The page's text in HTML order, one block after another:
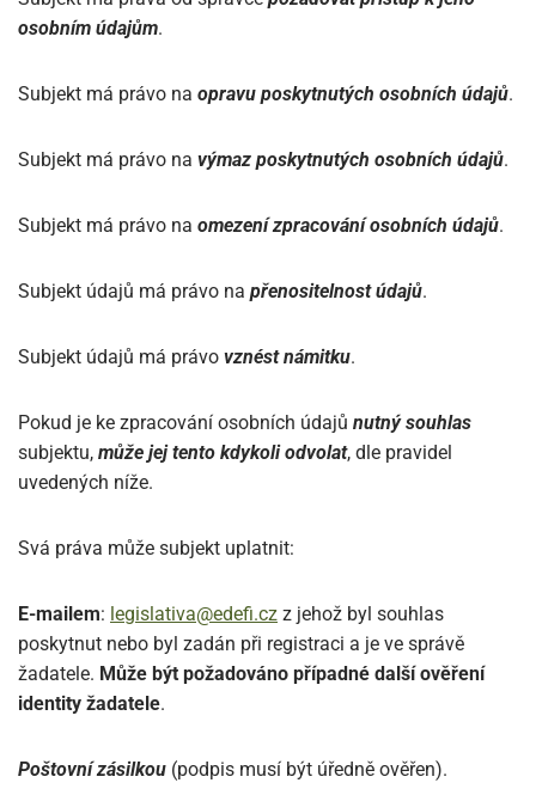
osobním údajům.
Subjekt má právo na opravu poskytnutých osobních údajů.
Subjekt má právo na výmaz poskytnutých osobních údajů.
Subjekt má právo na omezení zpracování osobních údajů.
Subjekt údajů má právo na přenositelnost údajů.
Subjekt údajů má právo vznést námitku.
Pokud je ke zpracování osobních údajů nutný souhlas
subjektu, může jej tento kdykoli odvolat, dle pravidel
uvedených níže.
Svá práva může subjekt uplatnit:
E-mailem: legislativa@edefi.cz z jehož byl souhlas
poskytnut nebo byl zadán při registraci a je ve správě
žadatele. Může být požadováno případné další ověření
identity žadatele.
Poštovní zásilkou (podpis musí být úředně ověřen).